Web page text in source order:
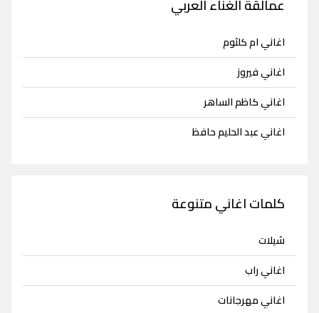
عمالقة الغناء العربي
اغاني ام كلثوم
اغاني فيروز
اغاني كاظم الساهر
اغاني عبد الحليم حافظ
كلمات اغاني متنوعة
شيلات
اغاني راب
اغاني مهرجانات